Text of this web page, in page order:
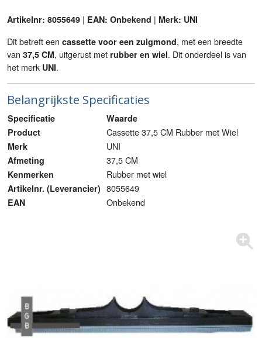
Artikelnr: 8055649 | EAN: Onbekend | Merk: UNI
Dit betreft een cassette voor een zuigmond, met een breedte
van 37,5 CM, uitgerust met rubber en wiel. Dit onderdeel is van
het merk UNI.
Belangrijkste Specificaties
Specificatie
Waarde
Product
Cassette 37,5 CM Rubber met Wiel
Merk UNI
Afmeting 37,5 CM
Kenmerken Rubber met wiel
Artikelnr. (Leverancier) 8055649
EAN Onbekend